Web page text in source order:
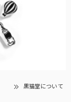
黒猫堂について